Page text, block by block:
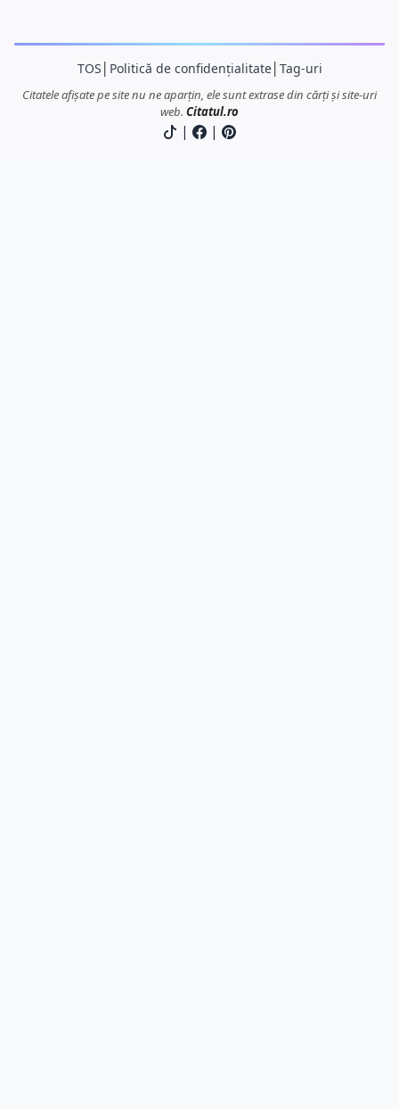
TOS Politică de confidențialitate│ Tag-uri
Citatele afișate pe site nu ne aparțin, ele sunt extrase din cărți și site-uri
web. Citatul.ro
| |